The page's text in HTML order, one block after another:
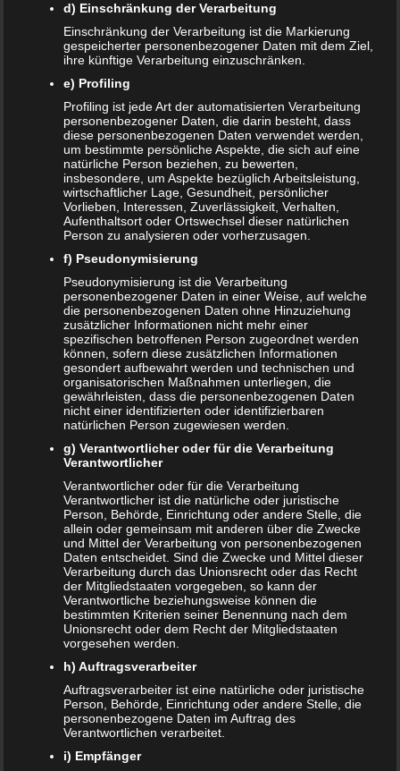
und sich gedanklich auf die neue Situation einstellen.
Wie sollten die Eltern den
Kindern von der Trennung
erzählen?
Selbstverständlich ist die Art und Weise, wie dem Kind
über die Trennung berichtet wird, von dessen Alter
abhängig. Einem 3-jährigen Kind wird die Trennung
anders beigebracht, als einem Kind mit einem Lebensalter
von 12 Jahren. In jedem Fall sollte dem Kind die Trennung
altersgerecht beigebracht werden. Einem Kleinkind sollte
der Umstand möglichst in einfachen Worten erklärt
werden. Im Idealfall sprechen Eltern und Kind zusammen
über die Trennung. Es sollte unbedingt darauf geachtet
werden, in dem Kind keine Ängste geschürt werden. Das
Kind muss wissen, dass ein fester Plan steht, wie die
Zukunft aussieht, und das es keine Angst zu haben braucht.
Denn genau dies löst eine Trennung bei Kindern immer
aus: Ängste. Gleichzeitig können sich Schuldgefühle
einschleichen. Gerade jüngere Kinder, beispielsweise bei
Kleinkindern in der ‚magischen Phase‘, werden dann
Erwachsene keinen Sinn geben. Beispielsweise denkt das
Kind: ‚Weil ich letzte Woche ungezogen war, trennen sich
nun meine Eltern‘. In keinem Fall sollten während des
Gesprächs Schuldzuweisungen erfolgen. Es sollte ruhig
und liebevoll mit dem Kind geredet werden. Das Kind
muss wissen, dass es keine Schuld an der Trennung hat,
und dass es von beiden Elternteilen geliebt wird, egal was
passiert. Abhängig vom Alter kann das Kind auch in die
Trennungsbuch für Kinder kann
eine Hilfe sein
d) Einschränkung der Verarbeitung
Einschränkung der Verarbeitung ist die Markierung
gespeicherter personenbezogener Daten mit dem Ziel,
ihre künftige Verarbeitung einzuschränken.
e) Profiling
Profiling ist jede Art der automatisierten Verarbeitung
personenbezogener Daten, die darin besteht, dass
diese personenbezogenen Daten verwendet werden,
um bestimmte persönliche Aspekte, die sich auf eine
natürliche Person beziehen, zu bewerten,
insbesondere, um Aspekte bezüglich Arbeitsleistung,
wirtschaftlicher Lage, Gesundheit, persönlicher
Vorlieben, Interessen, Zuverlässigkeit, Verhalten,
Aufenthaltsort oder Ortswechsel dieser natürlichen
Person zu analysieren oder vorherzusagen.
f) Pseudonymisierung
Pseudonymisierung ist die Verarbeitung
personenbezogener Daten in einer Weise, auf welche
die personenbezogenen Daten ohne Hinzuziehung
zusätzlicher Informationen nicht mehr einer
spezifischen betroffenen Person zugeordnet werden
können, sofern diese zusätzlichen Informationen
gesondert aufbewahrt werden und technischen und
organisatorischen Maßnahmen unterliegen, die
gewährleisten, dass die personenbezogenen Daten
nicht einer identifizierten oder identifizierbaren
natürlichen Person zugewiesen werden.
g) Verantwortlicher oder für die Verarbeitung
Verantwortlicher
Verantwortlicher oder für die Verarbeitung
Verantwortlicher ist die natürliche oder juristische
Person, Behörde, Einrichtung oder andere Stelle, die
allein oder gemeinsam mit anderen über die Zwecke
und Mittel der Verarbeitung von personenbezogenen
Daten entscheidet. Sind die Zwecke und Mittel dieser
Verarbeitung durch das Unionsrecht oder das Recht
der Mitgliedstaaten vorgegeben, so kann der
Verantwortliche beziehungsweise können die
bestimmten Kriterien seiner Benennung nach dem
Unionsrecht oder dem Recht der Mitgliedstaaten
vorgesehen werden.
h) Auftragsverarbeiter
Auftragsverarbeiter ist eine natürliche oder juristische
Person, Behörde, Einrichtung oder andere Stelle, die
personenbezogene Daten im Auftrag des
Verantwortlichen verarbeitet.
i) Empfänger